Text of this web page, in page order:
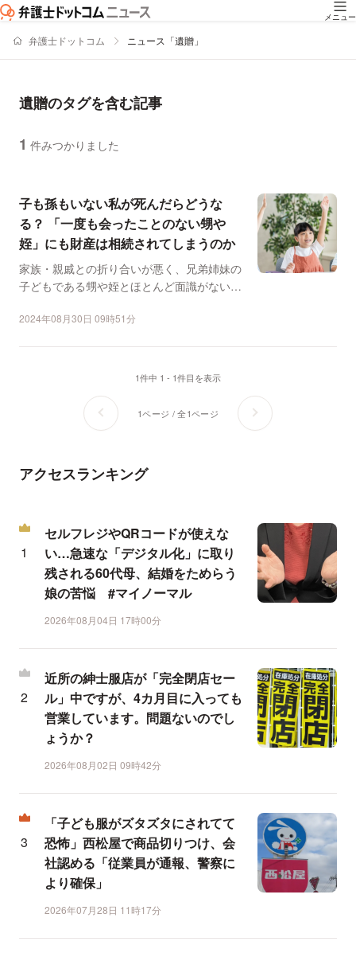
メニュー
弁護士ドットコム ニュース「遺贈」
遺贈のタグを含む記事
1 件みつかりました
子も孫もいない私が死んだらどうな
る？ 「一度も会ったことのない甥や
姪」にも財産は相続されてしまうのか
家族・親戚との折り合いが悪く、兄弟姉妹の
子どもである甥や姪とほとんど面識がないと
2024年08月30日 09時51分
1件中 1 - 1件目を表示
1ページ / 全1ページ
アクセスランキング
セルフレジやQRコードが使えな
い…急速な「デジタル化」に取り
残される60代母、結婚をためらう
娘の苦悩 #マイノーマル
2026年08月04日 17時00分
近所の紳士服店が「完全閉店セー
ル」中ですが、4カ月目に入っても
営業しています。問題ないのでし
ょうか？
2026年08月02日 09時42分
「子ども服がズタズタにされてて
恐怖」西松屋で商品切りつけ、会
社認める「従業員が通報、警察に
より確保」
2026年07月28日 11時17分